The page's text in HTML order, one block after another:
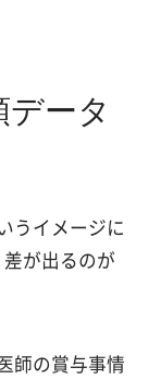
ータ
うイメージに
が出るのが
師の賞与事情